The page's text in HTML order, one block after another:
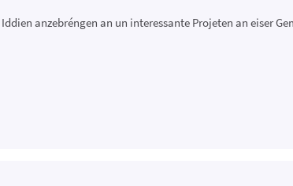
anzebréngen an un interessante Projeten an eiser